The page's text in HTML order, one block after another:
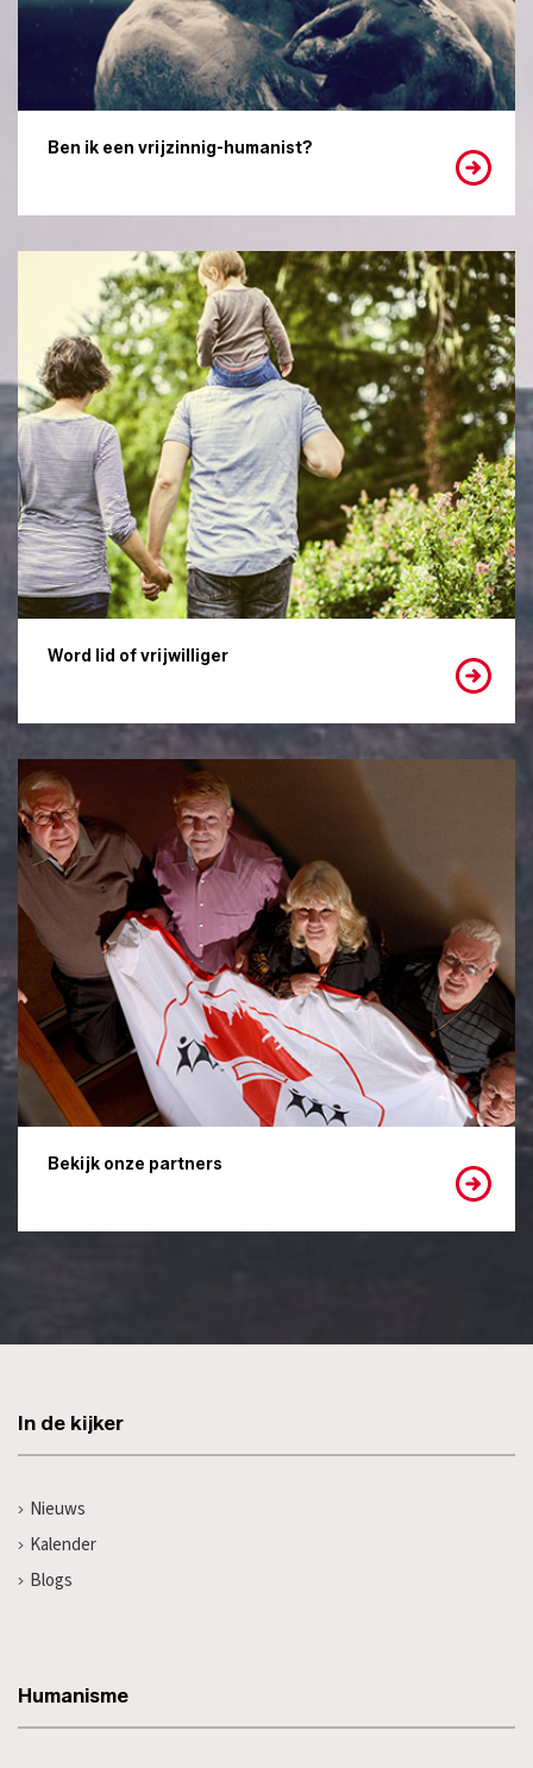
Ben ik een vrijzinnig-humanist?
Word lid of vrijwilliger
Bekijk onze partners
In de kijker
Nieuws
Kalender
Blogs
Humanisme